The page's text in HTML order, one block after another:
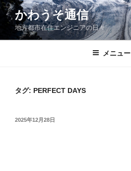
コ
ン
ン
かわうそ通信
地方都市在住エンジニアの日々
メニュー
タグ: PERFECT DAYS
投
2025年12月28日